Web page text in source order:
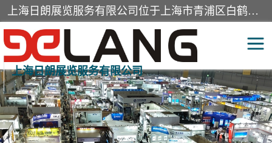
上海日朗展览服务有限公司位于上海市青浦区白鹤镇，营业范围有展览展示会务服务，室内装饰设计及施工，展示道具设计制作，舞台设计，图文设计，灯箱制作，园林绿化工程，广告装潢材料，建筑材料，办公用品，工艺礼品日用百货销售。
上海日朗展览服务有限公司
展台装修搭建 活动会议执行
展厅装修 专柜制作